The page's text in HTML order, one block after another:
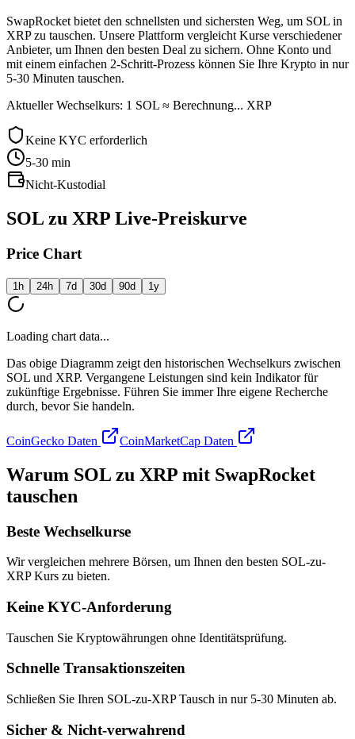
SwapRocket bietet den schnellsten und sichersten Weg, um SOL in
XRP zu tauschen. Unsere Plattform vergleicht Kurse verschiedener
Anbieter, um Ihnen den besten Deal zu sichern. Ohne Konto und
mit einem einfachen 2-Schritt-Prozess können Sie Ihre Krypto in nur
5-30 Minuten tauschen.
Aktueller Wechselkurs: 1 SOL ≈ Berechnung... XRP
Keine KYC erforderlich
5-30 min
Nicht-Kustodial
SOL zu XRP Live-Preiskurve
Price Chart
1h 24h 7d 30d 90d 1y
Loading chart data...
Das obige Diagramm zeigt den historischen Wechselkurs zwischen
SOL und XRP. Vergangene Leistungen sind kein Indikator für
zukünftige Ergebnisse. Führen Sie immer Ihre eigene Recherche
durch, bevor Sie handeln.
CoinGecko Daten CoinMarketCap Daten
Warum SOL zu XRP mit SwapRocket
tauschen
Beste Wechselkurse
Wir vergleichen mehrere Börsen, um Ihnen den besten SOL-zu-
XRP Kurs zu bieten.
Keine KYC-Anforderung
Tauschen Sie Kryptowährungen ohne Identitätsprüfung.
Schnelle Transaktionszeiten
Schließen Sie Ihren SOL-zu-XRP Tausch in nur 5-30 Minuten ab.
Sicher & Nicht-verwahrend